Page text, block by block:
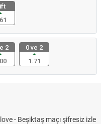
2
0 ve 2
1.71
izle canlı tv100 linki